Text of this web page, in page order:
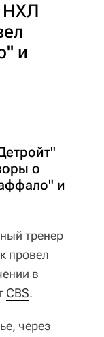
НХЛ
и
о
и
тренер
провел
в
CBS.
через